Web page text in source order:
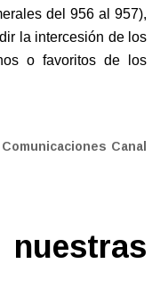
del 956 al 957),
la intercesión de los
o favoritos de los
Canal